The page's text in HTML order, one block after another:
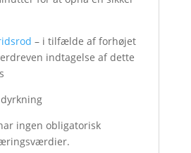
– i tilfælde af forhøjet
indtagelse af dette
ingen obligatorisk